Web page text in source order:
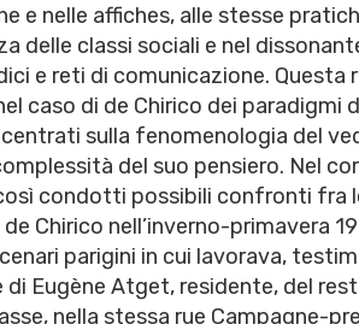
e nelle affiches, alle stesse
delle classi sociali e nel
e reti di comunicazione. Questa
caso di de Chirico dei paradigmi
sulla fenomenologia del
del suo pensiero. Nel
condotti possibili confronti fra
Chirico nell’inverno-primavera
parigini in cui lavorava,
Eugène Atget, residente, del
nella stessa rue Campagne-